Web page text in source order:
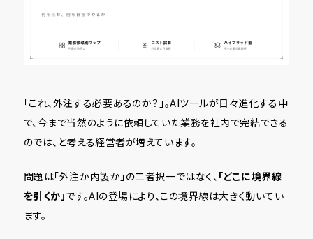
「これ、外注する必要あるのか？」。AIツールが日々進化する中
で、今まで当然のように依頼していた業務を社内で完結できる
のでは、と考える経営者が増えています。
問題は「外注か内製か」の二者択一ではなく、 「どこに境界線
を引くか」です。AIの登場により、この境界線は大きく動いてい
ます。